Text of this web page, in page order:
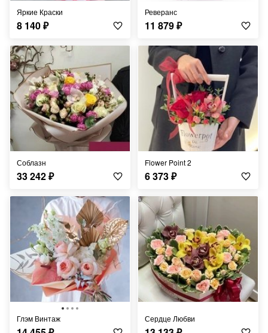
Яркие Краски
8 140₽
Реверанс
11 879₽
Соблазн
33 242₽
Flower Point 2
6 373₽
Глэм Винтаж Сердце Любви